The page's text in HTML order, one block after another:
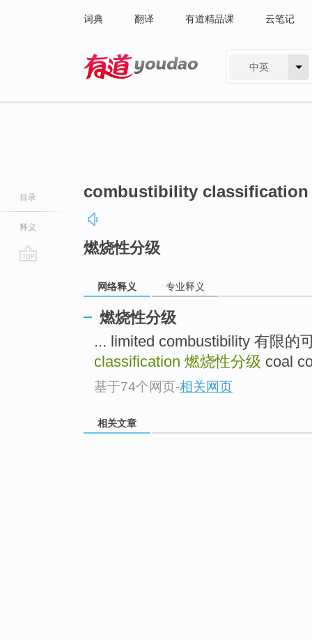
词典 翻译 有道精品课 云笔记
中英
目录
释义
combustibility classification
燃烧性分级
网络释义 专业释义
燃烧性分级
... limited combustibility 有限的
classification 燃烧性分级 coal
基于74个网页-相关网页
相关文章